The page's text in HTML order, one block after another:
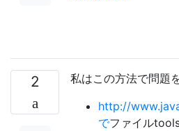
2
私はこの方法で問題
http://
でファイル